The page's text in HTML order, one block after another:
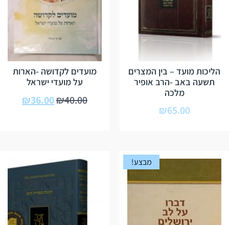
הליכות מועד – בין המצרים
תשעה באב -הרב אופיר
מלכה
₪65.00
מועדים לקדושה -הארות
על מועדי ישראל
₪40.00
₪36.00
מבצע!